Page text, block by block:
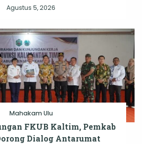
Agustus 5, 2026
Mahakam Ulu
FKUB Kaltim, Pemkab
Dialog Antarumat